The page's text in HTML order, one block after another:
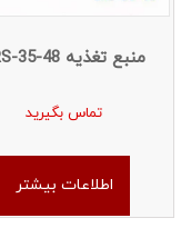
منبع تغذیه LRS-35-48
تماس بگیرید
اطلاعات بیشتر